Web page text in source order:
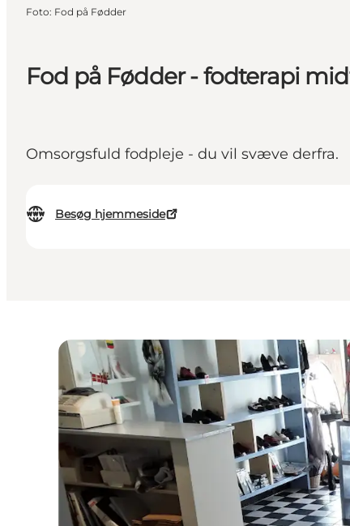
Fod på Fødder - fodterapi
Omsorgsfuld fodpleje - du vil svæve derfra.
Besøg hjemmeside
Foto: Fod på Fødder